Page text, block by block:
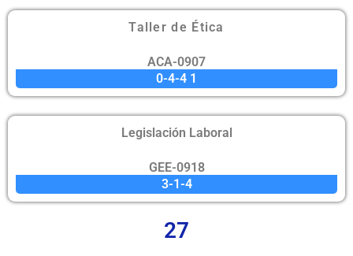
Taller de Ética
ACA-0907
0-4-4 1
Legislación Laboral
GEE-0918
3-1-4
27